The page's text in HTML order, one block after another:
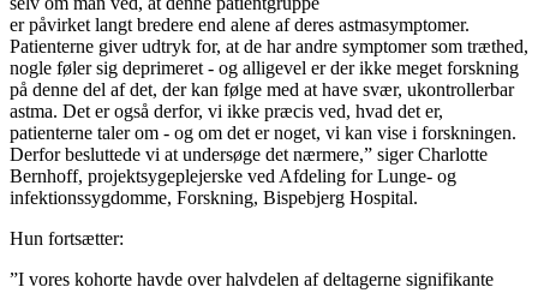
er påvirket langt bredere end alene af deres astmasymptomer.
Patienterne giver udtryk for, at de har andre symptomer som træthed,
nogle føler sig deprimeret - og alligevel er der ikke meget forskning
på denne del af det, der kan følge med at have svær, ukontrollerbar
astma. Det er også derfor, vi ikke præcis ved, hvad det er,
patienterne taler om - og om det er noget, vi kan vise i forskningen.
Derfor besluttede vi at undersøge det nærmere,” siger Charlotte
Bernhoff, projektsygeplejerske ved Afdeling for Lunge- og
infektionssygdomme, Forskning, Bispebjerg Hospital.
Hun fortsætter:
”I vores kohorte havde over halvdelen af deltagerne signifikante